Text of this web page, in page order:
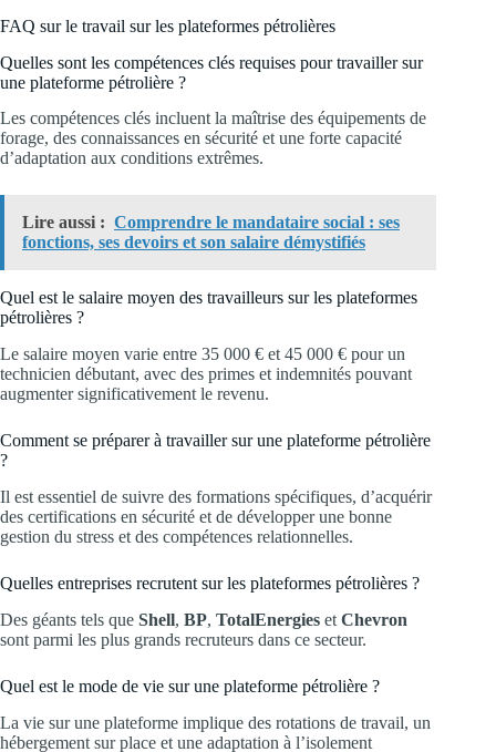
FAQ sur le travail sur les plateformes pétrolières
Quelles sont les compétences clés requises pour travailler sur
une plateforme pétrolière ?
Les compétences clés incluent la maîtrise des équipements de
forage, des connaissances en sécurité et une forte capacité
d’adaptation aux conditions extrêmes.
Lire aussi : Comprendre le mandataire social : ses
fonctions, ses devoirs et son salaire démystifiés
Quel est le salaire moyen des travailleurs sur les plateformes
pétrolières ?
Le salaire moyen varie entre 35 000 € et 45 000 € pour un
technicien débutant, avec des primes et indemnités pouvant
augmenter significativement le revenu.
Comment se préparer à travailler sur une plateforme pétrolière
?
Il est essentiel de suivre des formations spécifiques, d’acquérir
des certifications en sécurité et de développer une bonne
gestion du stress et des compétences relationnelles.
Quelles entreprises recrutent sur les plateformes pétrolières ?
Des géants tels que Shell, BP, TotalEnergies et Chevron
sont parmi les plus grands recruteurs dans ce secteur.
Quel est le mode de vie sur une plateforme pétrolière ?
La vie sur une plateforme implique des rotations de travail, un
hébergement sur place et une adaptation à l’isolement